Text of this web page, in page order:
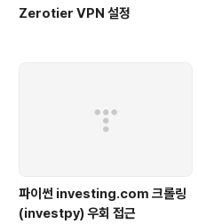
Zerotier VPN 설정
파이썬 investing.com 크롤링
(investpy) 우회 접근